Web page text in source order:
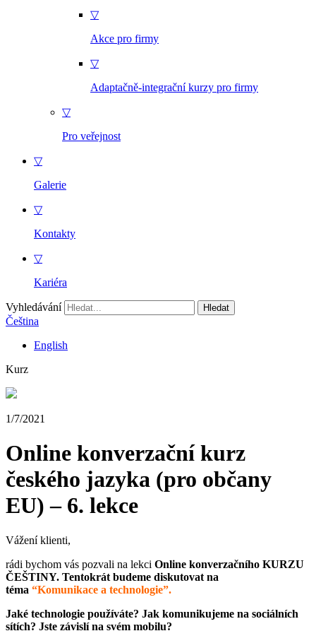
▽
Akce pro firmy
▽
Adaptačně-integrační kurzy pro firmy
▽
Pro veřejnost
▽
Galerie
▽
Kontakty
▽
Kariéra
Vyhledávání
Čeština
English
Kurz
1/7/2021
Online konverzační kurz
českého jazyka (pro občany
EU) – 6. lekce
Vážení klienti,
rádi bychom vás pozvali na lekci Online konverzačního KURZU
ČEŠTINY. Tentokrát budeme diskutovat na
téma “Komunikace a technologie”.
Jaké technologie používáte? Jak komunikujeme na sociálních
sítích? Jste závislí na svém mobilu?